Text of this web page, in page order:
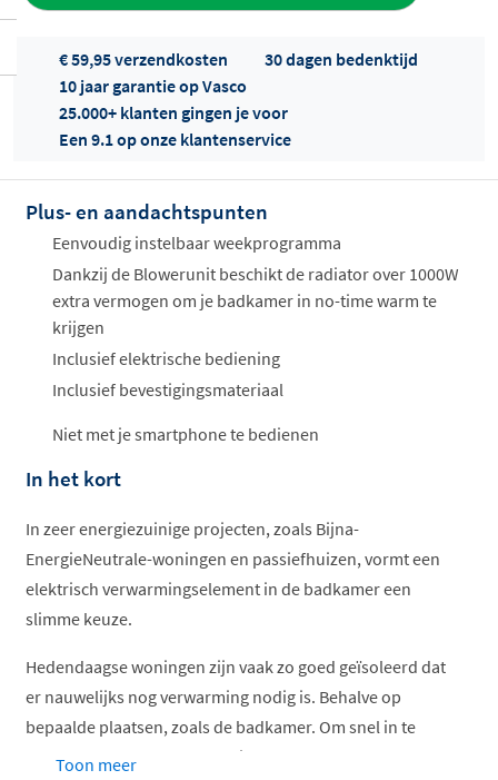
Offertes
ophalen...
€ 59,95 verzendkosten
30 dagen bedenktijd
10 jaar garantie op Vasco
25.000+ klanten gingen je voor
Een 9.1 op onze klantenservice
Plus- en aandachtspunten
Eenvoudig instelbaar weekprogramma
Dankzij de Blowerunit beschikt de radiator over 1000W
extra vermogen om je badkamer in no-time warm te
krijgen
Inclusief elektrische bediening
Inclusief bevestigingsmateriaal
Niet met je smartphone te bedienen
In het kort
In zeer energiezuinige projecten, zoals Bijna-
EnergieNeutrale-woningen en passiefhuizen, vormt een
elektrisch verwarmingselement in de badkamer een
slimme keuze.
Hedendaagse woningen zijn vaak zo goed geïsoleerd dat
er nauwelijks nog verwarming nodig is. Behalve op
bepaalde plaatsen, zoals de badkamer. Om snel in te
spelen op de warmtevraag, kiest u best voor een
Toon meer